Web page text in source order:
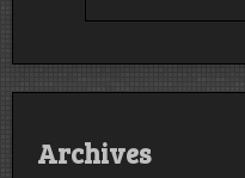
Archives